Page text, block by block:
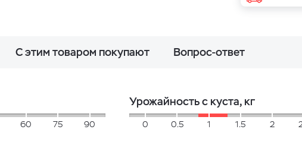
С этим товаром покупают Вопрос-ответ
60 75 90
Урожайность с куста, кг
0 0.5 1 1.5 2